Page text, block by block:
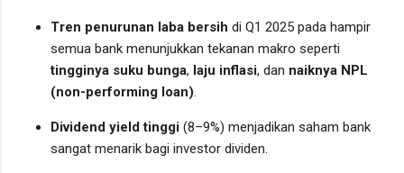
Tren penurunan laba bersih di Q1 2025 pada hampir
semua bank menunjukkan tekanan makro seperti
tingginya suku bunga, laju inflasi, dan naiknya NPL
(non-performing loan).
Dividend yield tinggi (8–9%) menjadikan saham bank
sangat menarik bagi investor dividen.